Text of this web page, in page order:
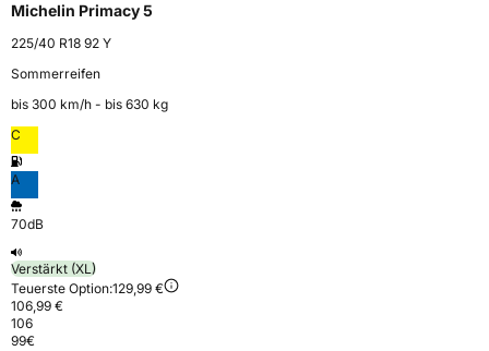
Michelin Primacy 5
225/40 R18 92 Y
Sommerreifen
bis 300 km⁠/⁠h - bis 630 kg
C
A
70dB
Verstärkt (XL)
Teuerste Option:129,99 €
106,99 €
106
99€